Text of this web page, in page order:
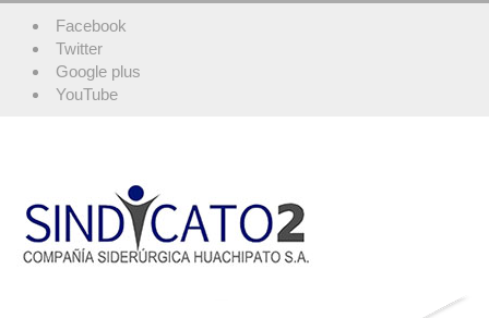
Facebook
Twitter
Google plus
YouTube